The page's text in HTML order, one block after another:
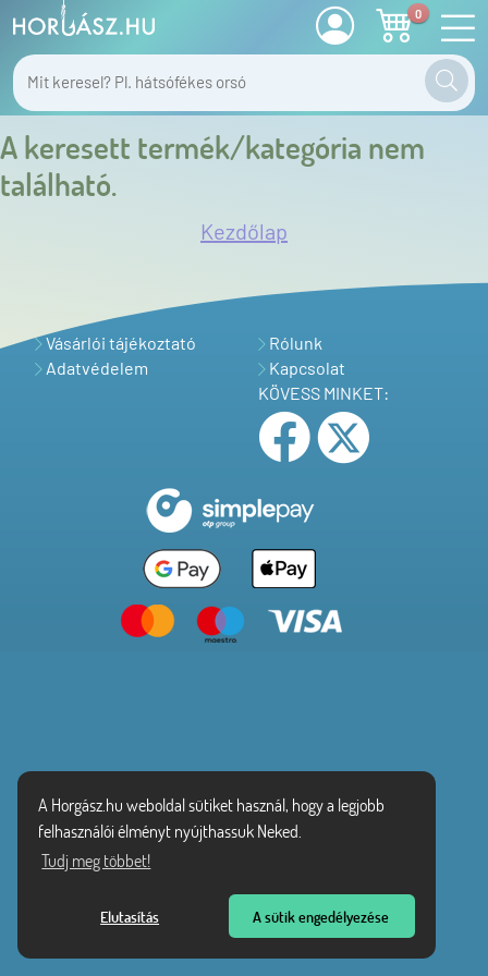
A Horgász.hu weboldal sütiket használ, hogy a legjobb
felhasználói élményt nyújthassuk Neked.
Tudj meg többet!
Elutasítás A sütik engedélyezése
0
A keresett termék/kategória nem
található.
Kezdőlap
Vásárlói tájékoztató
Adatvédelem
Rólunk
Kapcsolat
KÖVESS MINKET: